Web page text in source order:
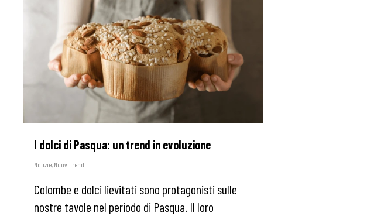
I dolci di Pasqua: un trend in evoluzione
Notizie, Nuovi trend
Colombe e dolci lievitati sono protagonisti sulle
nostre tavole nel periodo di Pasqua. Il loro